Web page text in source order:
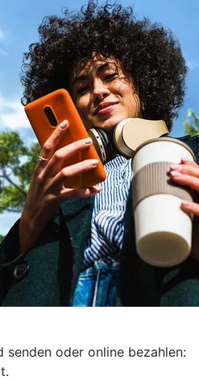
senden oder online bezahlen: